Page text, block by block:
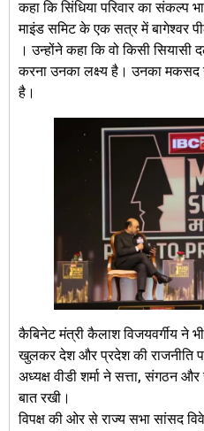
कहा कि सिंधिया परिवार का संकल्प
माइंड समिट के एक सत्र में बागेश्वर
। उन्होंने कहा कि वो किसी सियासी
करना उनका लक्ष्य है। उनका मकसद
है।
कैबिनेट मंत्री कैलाश विजयवर्गीय ने
खुलकर देश और प्रदेश की राजनीति
अध्यक्ष वीडी शर्मा ने सत्ता, संगठन
बात रखी।
विपक्ष की ओर से राज्य सभा सांसद